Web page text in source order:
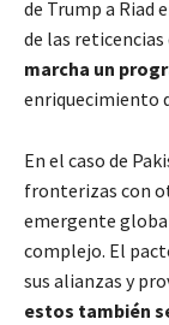
de Trump a Riad
de las
marcha un
enriquecimiento
En el caso de
fronterizas con
emergente
complejo. El
sus alianzas y
estos también